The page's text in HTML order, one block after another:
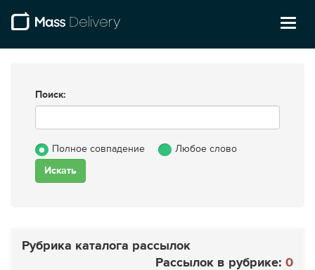
Поиск:
Полное совпадение Любое слово
Рубрика каталога рассылок
Рассылок в рубрике: 0